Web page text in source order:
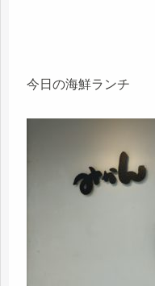
今日の海鮮ランチ